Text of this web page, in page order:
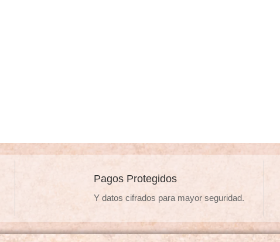
Pagos Protegidos
Y datos cifrados para mayor seguridad.